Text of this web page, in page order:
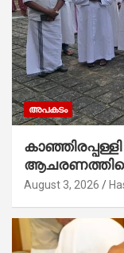
അപകടം
കാൽനാട്ട്
August 3, 2026